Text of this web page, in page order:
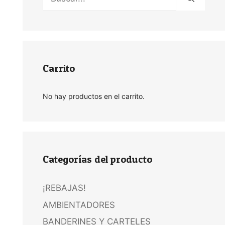
Carrito
No hay productos en el carrito.
Categorías del producto
¡REBAJAS!
AMBIENTADORES
BANDERINES Y CARTELES